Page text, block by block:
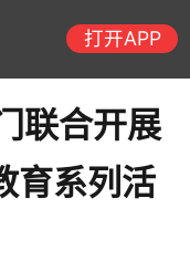
联合开展
育系列活
打开APP